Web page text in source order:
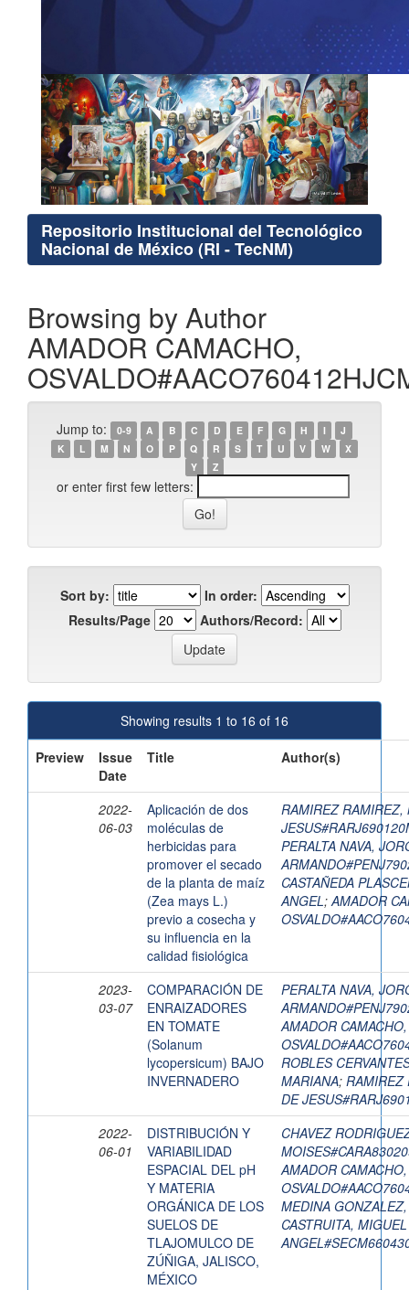
Repositorio Institucional del Tecnológico
Nacional de México (RI - TecNM)
Browsing by Author
AMADOR CAMACHO,
Jump to: 0-9 A B C D E F G H I
J
K
L M N O P Q R S T U V W
X
Y
Z
or enter first few letters:
Sort by:
In order:
Results/Page
Authors/Record:
Showing results 1 to 16 of 16
Preview
Issue
Date
Title Author(s)
2022-
06-03
Aplicación de dos
moléculas de
herbicidas para
promover el secado
de la planta de maíz
(Zea mays L.)
previo a cosecha y
su influencia en la
calidad fisiológica
RAMIREZ RAMIREZ,
PERALTA NAVA,
CASTAÑEDA
ANGEL;AMADOR
2023-
03-07
COMPARACIÓN DE
ENRAIZADORES
EN TOMATE
(Solanum
lycopersicum) BAJO
INVERNADERO
PERALTA NAVA,
AMADOR CAMACHO,
ROBLES
MARIANA; RAMIREZ
DE
2022-
06-01
DISTRIBUCIÓN Y
VARIABILIDAD
ESPACIAL DEL pH
Y MATERIA
ORGÁNICA DE LOS
SUELOS DE
TLAJOMULCO DE
ZÚÑIGA, JALISCO,
MÉXICO
CHAVEZ
AMADOR CAMACHO,
MEDINA
CASTRUITA, MIGUEL